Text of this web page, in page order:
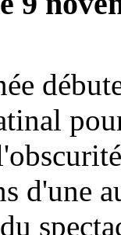
d'une